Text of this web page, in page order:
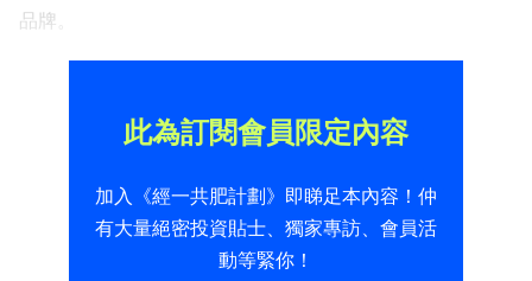
品牌。
此為訂閱會員限定內容
加入《經一共肥計劃》即睇足本內容！仲
有大量絕密投資貼士、獨家專訪、會員活
動等緊你！